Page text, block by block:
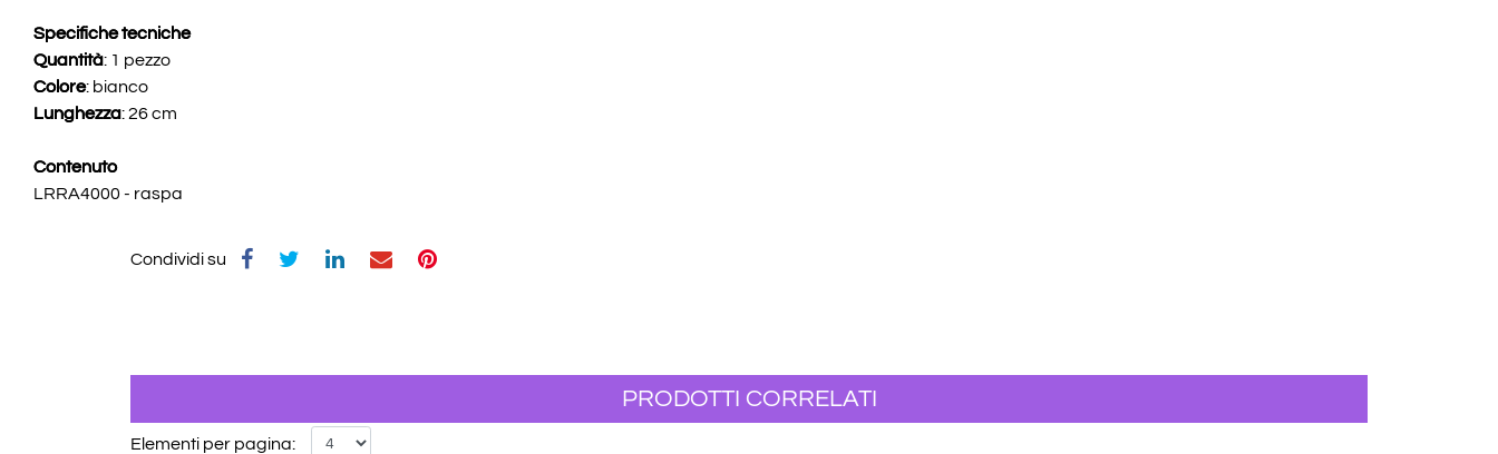
Specifiche tecniche
Quantità: 1 pezzo
Colore: bianco
Lunghezza: 26 cm
Contenuto
LRRA4000 - raspa
Condividi su
PRODOTTI CORRELATI
Elementi per pagina: